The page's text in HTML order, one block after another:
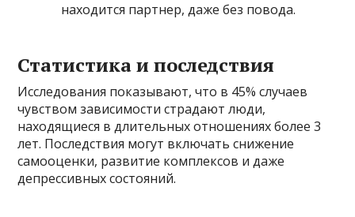
находится партнер, даже без повода.
Статистика и последствия
Исследования показывают, что в 45% случаев
чувством зависимости страдают люди,
находящиеся в длительных отношениях более 3
лет. Последствия могут включать снижение
самооценки, развитие комплексов и даже
депрессивных состояний.